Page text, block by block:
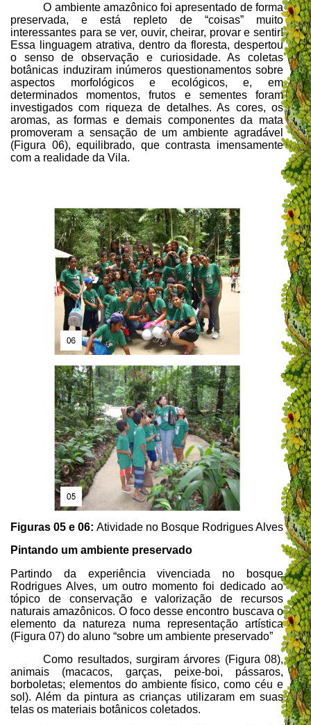
O ambiente amazônico foi apresentado de forma
preservada, e está repleto de “coisas” muito
interessantes para se ver, ouvir, cheirar, provar e sentir!
Essa linguagem atrativa, dentro da floresta, despertou
o senso de observação e curiosidade. As coletas
botânicas induziram inúmeros questionamentos sobre
aspectos morfológicos e ecológicos, e, em
determinados momentos, frutos e sementes foram
investigados com riqueza de detalhes. As cores, os
aromas, as formas e demais componentes da mata
promoveram a sensação de um ambiente agradável
(Figura 06), equilibrado, que contrasta imensamente
com a realidade da Vila.
Figuras 05 e 06: Atividade no Bosque Rodrigues Alves
Pintando um ambiente preservado
Partindo da experiência vivenciada no bosque
Rodrigues Alves, um outro momento foi dedicado ao
tópico de conservação e valorização de recursos
naturais amazônicos. O foco desse encontro buscava o
elemento da natureza numa representação artística
(Figura 07) do aluno “sobre um ambiente preservado”
Como resultados, surgiramárvores (Figura 08),
animais (macacos, garças, peixe-boi, pássaros,
borboletas; elementos do ambiente físico, como céu e
sol). Além da pintura as crianças utilizaram em suas
telas os materiais botânicos coletados.